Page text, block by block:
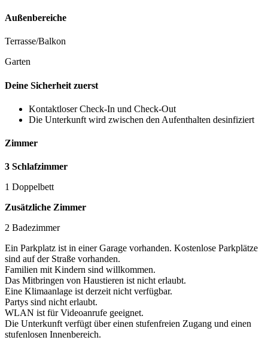
Außenbereiche
Terrasse/Balkon
Garten
Deine Sicherheit zuerst
Kontaktloser Check-In und Check-Out
Die Unterkunft wird zwischen den Aufenthalten desinfiziert
Zimmer
3 Schlafzimmer
1 Doppelbett
Zusätzliche Zimmer
2 Badezimmer
Ein Parkplatz ist in einer Garage vorhanden. Kostenlose Parkplätze
sind auf der Straße vorhanden.
Familien mit Kindern sind willkommen.
Das Mitbringen von Haustieren ist nicht erlaubt.
Eine Klimaanlage ist derzeit nicht verfügbar.
Partys sind nicht erlaubt.
WLAN ist für Videoanrufe geeignet.
Die Unterkunft verfügt über einen stufenfreien Zugang und einen
stufenlosen Innenbereich.